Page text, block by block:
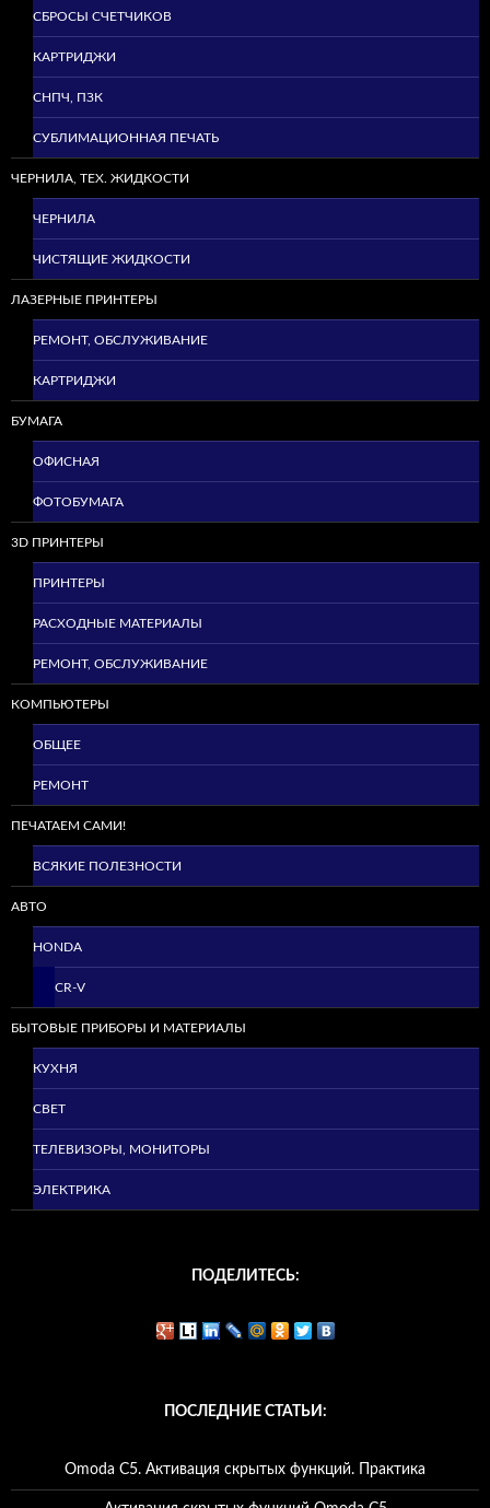
СБРОСЫ СЧЕТЧИКОВ
КАРТРИДЖИ
СНПЧ, ПЗК
СУБЛИМАЦИОННАЯ ПЕЧАТЬ
ЧЕРНИЛА, ТЕХ. ЖИДКОСТИ
ЧЕРНИЛА
ЧИСТЯЩИЕ ЖИДКОСТИ
ЛАЗЕРНЫЕ ПРИНТЕРЫ
РЕМОНТ, ОБСЛУЖИВАНИЕ
КАРТРИДЖИ
БУМАГА
ОФИСНАЯ
ФОТОБУМАГА
3D ПРИНТЕРЫ
ПРИНТЕРЫ
РАСХОДНЫЕ МАТЕРИАЛЫ
РЕМОНТ, ОБСЛУЖИВАНИЕ
КОМПЬЮТЕРЫ
ОБЩЕЕ
РЕМОНТ
ПЕЧАТАЕМ САМИ!
ВСЯКИЕ ПОЛЕЗНОСТИ
АВТО
HONDA
CR-V
БЫТОВЫЕ ПРИБОРЫ И МАТЕРИАЛЫ
КУХНЯ
СВЕТ
ТЕЛЕВИЗОРЫ, МОНИТОРЫ
ЭЛЕКТРИКА
ПОДЕЛИТЕСЬ:
ПОСЛЕДНИЕ СТАТЬИ:
Omoda C5. Активация скрытых функций. Практика